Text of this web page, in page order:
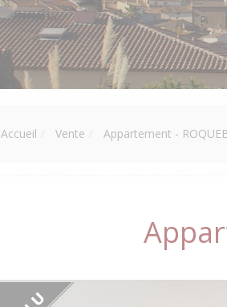
Accueil Vente Appartement -